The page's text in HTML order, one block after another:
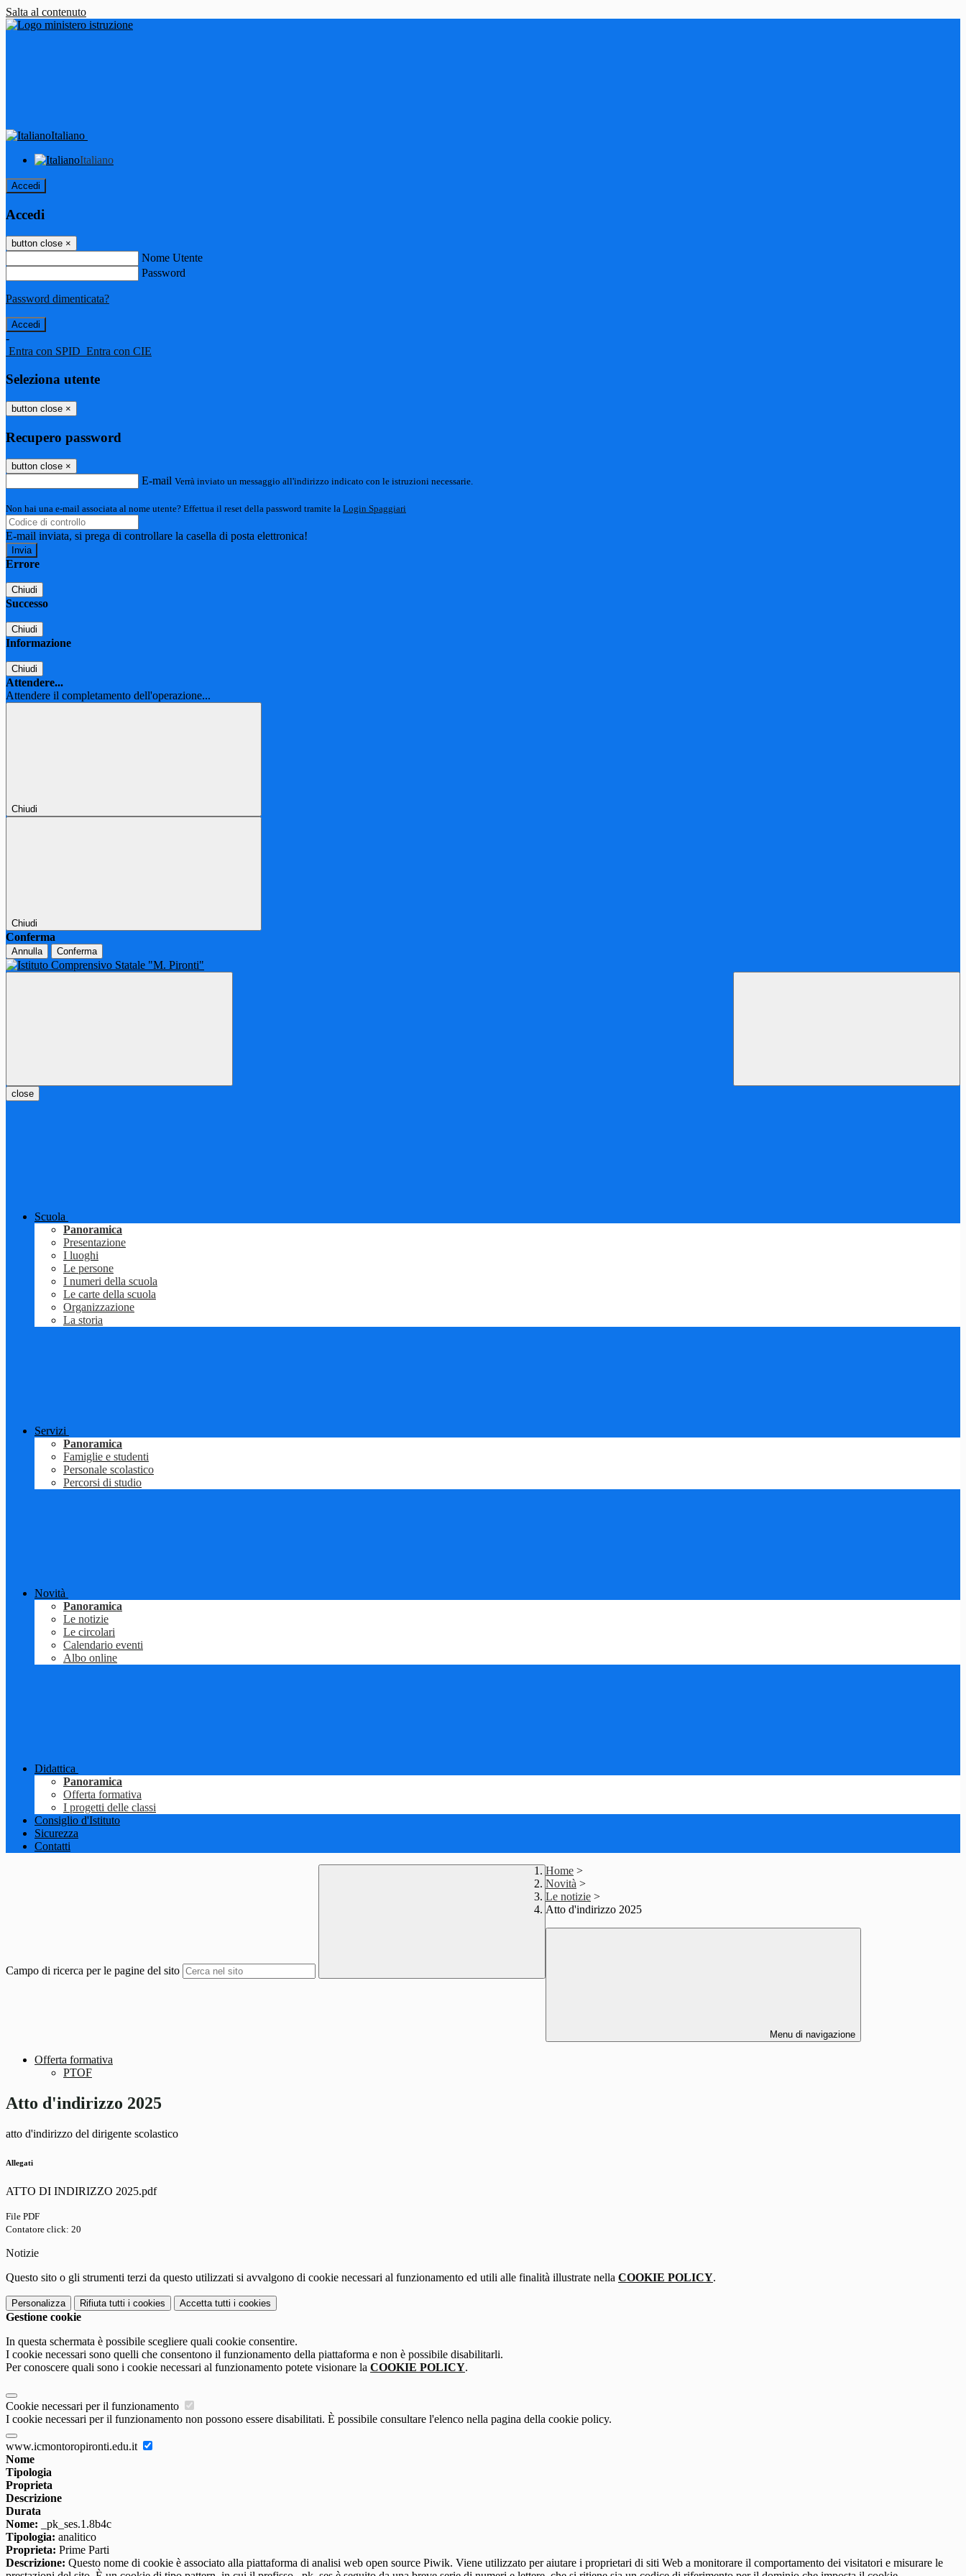
Salta al contenuto
Italiano
Italiano
Accedi
Accedi
button close ×
Nome Utente
Password
Password dimenticata?
-
Entra con SPID Entra con CIE
Seleziona utente
button close ×
Recupero password
button close ×
E-mail Verrà inviato un messaggio all'indirizzo indicato con le istruzioni necessarie.
Non hai una e-mail associata al nome utente? Effettua il reset della password tramite la Login Spaggiari
E-mail inviata, si prega di controllare la casella di posta elettronica!
Errore
Chiudi
Successo
Chiudi
Informazione
Chiudi
Attendere...
Attendere il completamento dell'operazione...
Chiudi
Chiudi
Conferma
Annulla Conferma
close
Scuola
Panoramica
Presentazione
I luoghi
Le persone
I numeri della scuola
Le carte della scuola
Organizzazione
La storia
Servizi
Panoramica
Famiglie e studenti
Personale scolastico
Percorsi di studio
Novità
Panoramica
Le notizie
Le circolari
Calendario eventi
Albo online
Didattica
Panoramica
Offerta formativa
I progetti delle classi
Consiglio d'Istituto
Sicurezza
Contatti
Campo di ricerca per le pagine del sito
Home >
Novità >
Le notizie >
Atto d'indirizzo 2025
Menu di navigazione
Offerta formativa
PTOF
Atto d'indirizzo 2025
atto d'indirizzo del dirigente scolastico
Allegati
ATTO DI INDIRIZZO 2025.pdf
File PDF
Contatore click: 20
Notizie
Questo sito o gli strumenti terzi da questo utilizzati si avvalgono di cookie necessari al funzionamento ed utili alle finalità illustrate nella COOKIE POLICY.
Personalizza Rifiuta tutti i cookies Accetta tutti i cookies
Gestione cookie
In questa schermata è possibile scegliere quali cookie consentire.
I cookie necessari sono quelli che consentono il funzionamento della piattaforma e non è possibile disabilitarli.
Per conoscere quali sono i cookie necessari al funzionamento potete visionare la COOKIE POLICY.
Cookie necessari per il funzionamento
I cookie necessari per il funzionamento non possono essere disabilitati. È possibile consultare l'elenco nella pagina della cookie policy.
www.icmontoropironti.edu.it
Nome
Tipologia
Proprieta
Descrizione
Durata
Nome: _pk_ses.1.8b4c
Tipologia: analitico
Proprieta: Prime Parti
Descrizione: Questo nome di cookie è associato alla piattaforma di analisi web open source Piwik. Viene utilizzato per aiutare i proprietari di siti Web a monitorare il comportamento dei visitatori e misurare le